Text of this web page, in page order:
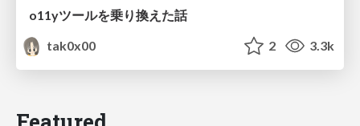
o11yツールを乗り換えた話
tak0x00
2 3.3k